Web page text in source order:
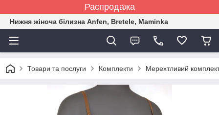
Распродажа
Нижня жіноча білизна Anfen, Bretele, Maminka
Товари та послуги Комплекти Мерехтливий